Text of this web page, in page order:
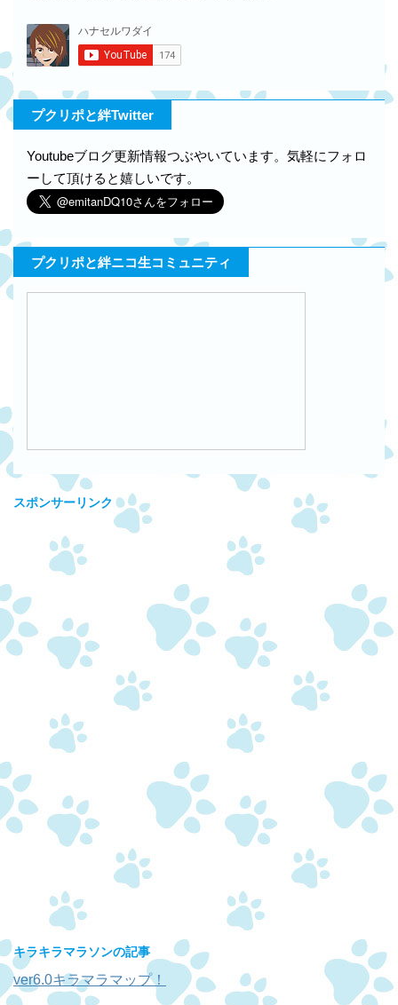
プクリポと絆Twitter
Youtubeブログ更新情報つぶやいています。気軽にフォロ
ーして頂けると嬉しいです。
プクリポと絆ニコ生コミュニティ
スポンサーリンク
キラキラマラソンの記事
ver6.0キラマラマップ！